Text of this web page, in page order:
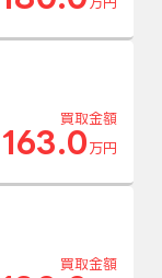
買取金額
163.0 万円
買取金額